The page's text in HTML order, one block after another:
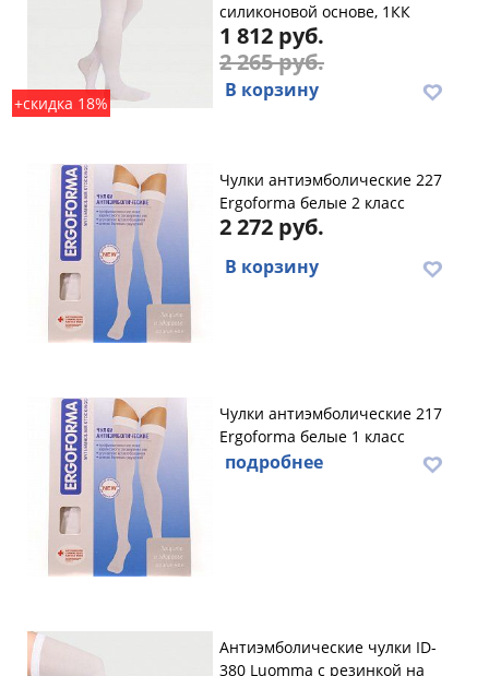
+скидка 18%
силиконовой основе, 1КК
1 812 руб.
2 265 руб.
В корзину
Чулки антиэмболические 227
Ergoforma белые 2 класс
2 272 руб.
В корзину
Чулки антиэмболические 217
Ergoforma белые 1 класс
подробнее
Антиэмболические чулки ID-
380 Luomma с резинкой на